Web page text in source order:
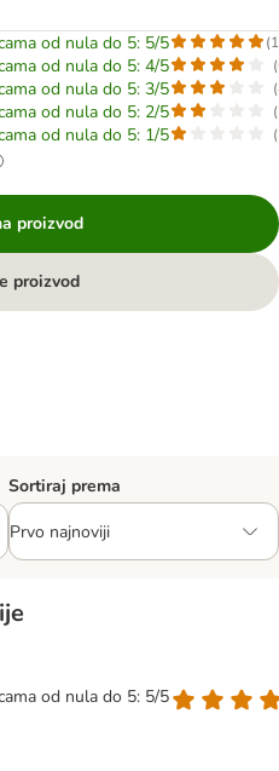
od nula do 5: 5/5 (
od nula do 5: 4/5 (
od nula do 5: 3/5 (
od nula do 5: 2/5 (
od nula do 5: 1/5 (
proizvod
proizvod
Sortiraj prema
od nula do 5: 5/5